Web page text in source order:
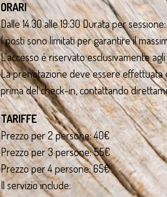
ORARI
Dalle 14.30 alle 19:30 Durata per
I posti sono limitati per garantire il
L'accesso é riservato esclusivamente
La prenotazione deve essere effettuata
prima del check-in, contattando
TARIFFE
Prezzo per 2 persone: 40€
Prezzo per 3 persone: 55€
Prezzo per 4 persone: 65€
Il servizio include: